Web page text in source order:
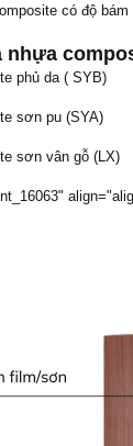
có độ
nhựa
phủ da ( SYB)
sơn pu (SYA)
sơn vân gỗ (LX)